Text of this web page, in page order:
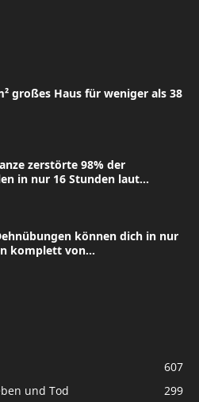
großes Haus für weniger als 38
zerstörte 98% der
in nur 16 Stunden laut...
können dich in nur
komplett von...
607
und Tod
299